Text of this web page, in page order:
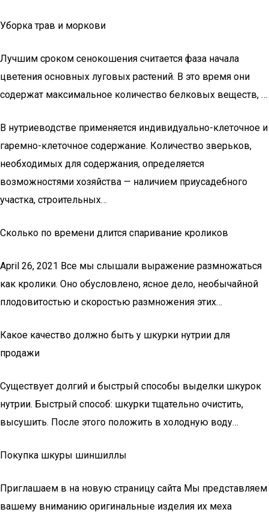
Уборка трав и моркови
Лучшим сроком сенокошения считается фаза начала
цветения основных луговых растений. В это время они
содержат максимальное количество белковых веществ, …
В нутриеводстве применяется индивидуально-клеточное и
гаремно-клеточное содержание. Количество зверьков,
необходимых для содержания, определяется
возможностями хозяйства — наличием приусадебного
участка, строительных…
Сколько по времени длится спаривание кроликов
April 26, 2021 Все мы слышали выражение размножаться
как кролики. Оно обусловлено, ясное дело, необычайной
плодовитостью и скоростью размножения этих…
Какое качество должно быть у шкурки нутрии для
продажи
Существует долгий и быстрый способы выделки шкурок
нутрии. Быстрый способ: шкурки тщательно очистить,
высушить. После этого положить в холодную воду…
Покупка шкуры шиншиллы
Приглашаем в на новую страницу сайта Мы представляем
вашему вниманию оригинальные изделия их меха